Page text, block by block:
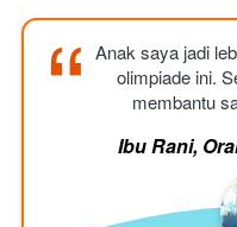
“ Anak saya jadi
olimpiade ini.
membantu
Ibu Rani,